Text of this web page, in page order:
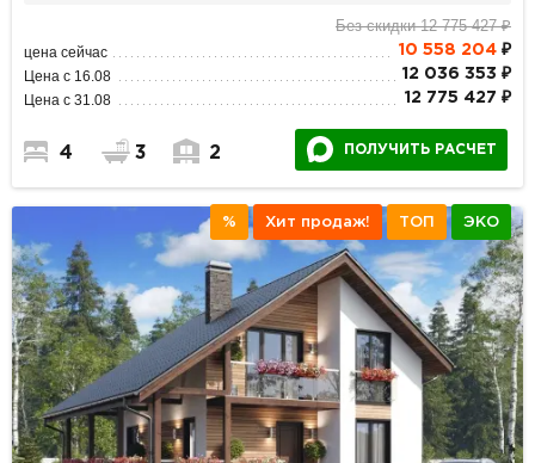
Без скидки 12 775 427 ₽
цена сейчас 10 558 204₽
Цена с 16.08 12 036 353 ₽
Цена с 31.08 12 775 427 ₽
4 3 2 ПОЛУЧИТЬ РАСЧЕТ
% Хит продаж! ТОП ЭКО